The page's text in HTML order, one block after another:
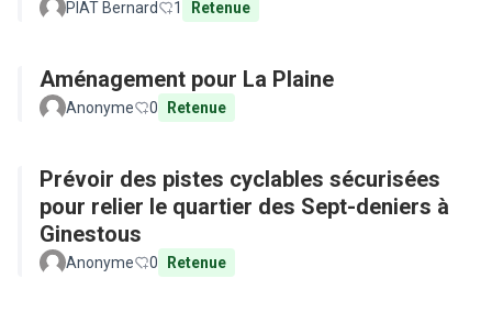
PIAT Bernard 1 Retenue
Aménagement pour La Plaine
Anonyme 0 Retenue
Prévoir des pistes cyclables sécurisées
pour relier le quartier des Sept-deniers à
Ginestous
Anonyme 0 Retenue